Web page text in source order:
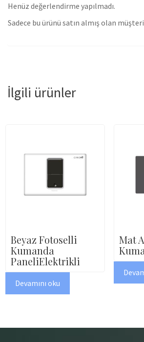
Henüz değerlendirme yapılmadı.
Sadece bu ürünü satın almış olan
İlgili ürünler
Beyaz Fotoselli
Kumanda
PaneliElektrikli
Devamını oku
Mat